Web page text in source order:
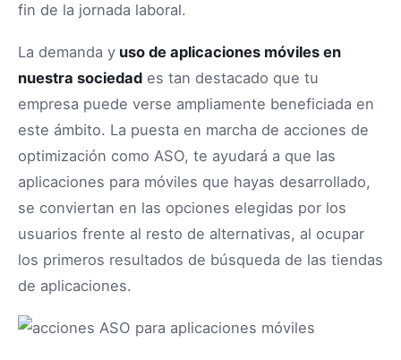
fin de la jornada laboral.
La demanda y uso de aplicaciones móviles en
nuestra sociedad es tan destacado que tu
empresa puede verse ampliamente beneficiada en
este ámbito. La puesta en marcha de acciones de
optimización como ASO, te ayudará a que las
aplicaciones para móviles que hayas desarrollado,
se conviertan en las opciones elegidas por los
usuarios frente al resto de alternativas, al ocupar
los primeros resultados de búsqueda de las tiendas
de aplicaciones.